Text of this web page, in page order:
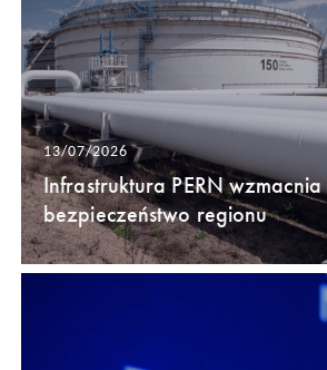
13/07/2026
Infrastruktura PERN wzmacnia
bezpieczeństwo regionu